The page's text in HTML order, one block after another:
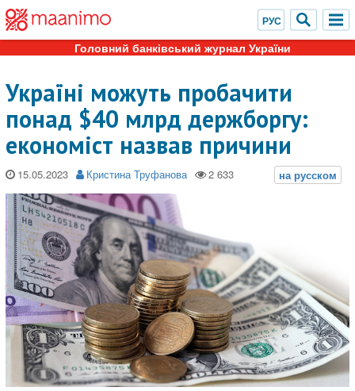
Головний банківський журнал України
Україні можуть пробачити
понад $40 млрд держборгу:
економіст назвав причини
15.05.2023 Кристина Труфанова